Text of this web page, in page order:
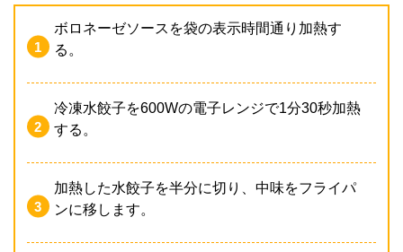
ボロネーゼソースを袋の表示時間通り加熱す
る。
冷凍水餃子を600Wの電子レンジで1分30秒加熱
する。
加熱した水餃子を半分に切り、中味をフライパ
ンに移します。